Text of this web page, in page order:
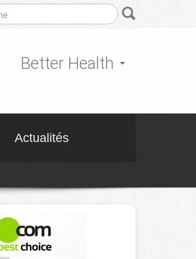
Better Health
Actualités